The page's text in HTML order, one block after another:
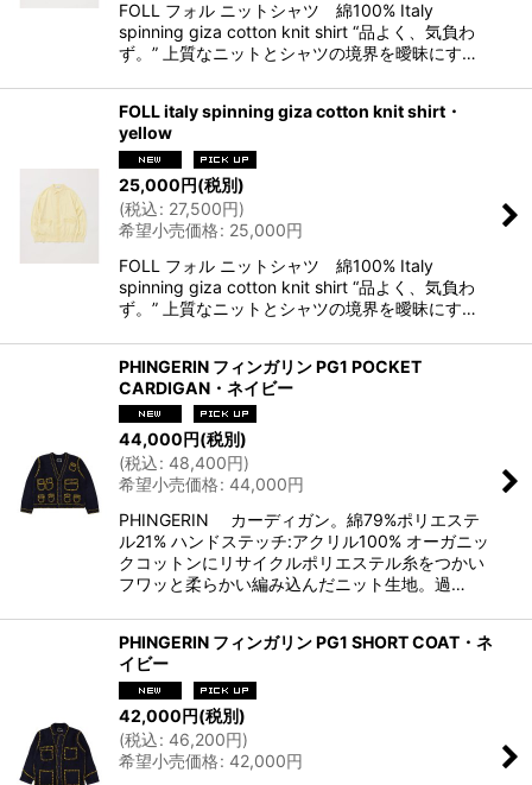
FOLL フォル ニットシャツ 綿100% Italy
spinning giza cotton knit shirt “品よく、気負わ
ず。” 上質なニットとシャツの境界を曖昧にす…
FOLL italy spinning giza cotton knit shirt・
yellow
25,000円(税別)
(税込: 27,500円)
希望小売価格: 25,000円
FOLL フォル ニットシャツ 綿100% Italy
spinning giza cotton knit shirt “品よく、気負わ
ず。” 上質なニットとシャツの境界を曖昧にす…
PHINGERIN フィンガリン PG1 POCKET
CARDIGAN・ネイビー
44,000円(税別)
(税込: 48,400円)
希望小売価格: 44,000円
PHINGERIN カーディガン。綿79%ポリエステ
ル21% ハンドステッチ:アクリル100% オーガニッ
クコットンにリサイクルポリエステル糸をつかい
フワッと柔らかい編み込んだニット生地。過…
PHINGERIN フィンガリン PG1 SHORT COAT・ネ
イビー
42,000円(税別)
(税込: 46,200円)
希望小売価格: 42,000円